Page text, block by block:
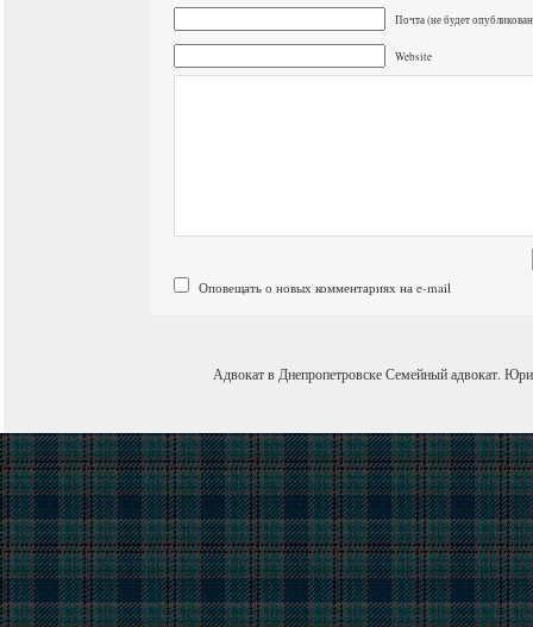
Почта (не будет
Website
Оповещать о новых комментариях на e-mail
Адвокат в ДнепропетровскеСемейный адвокат.